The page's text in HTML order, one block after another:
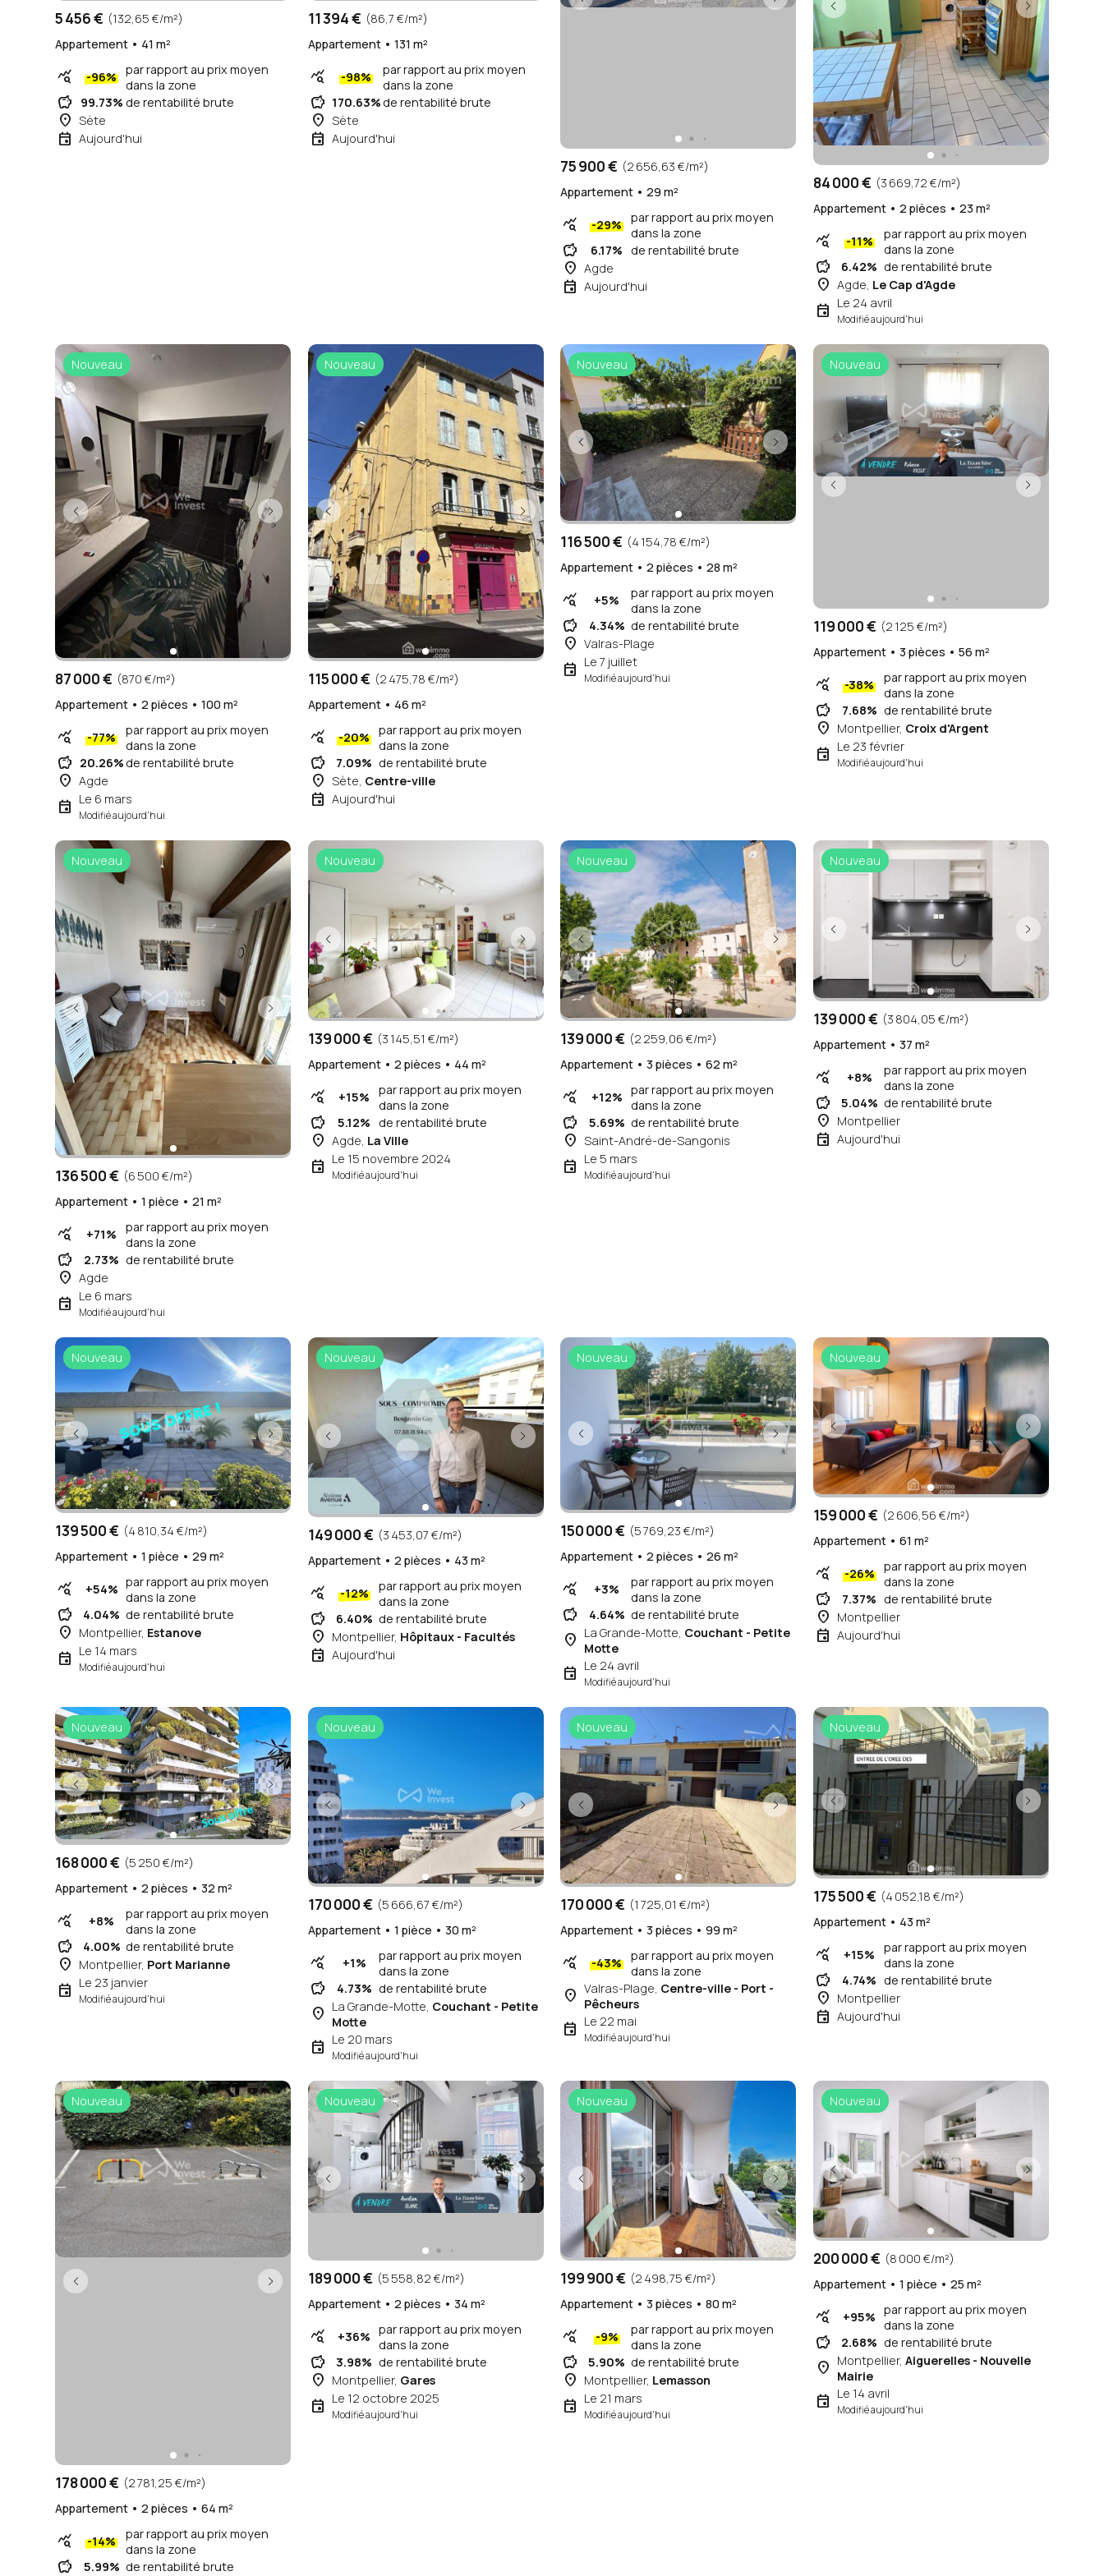
5 456 € (132,65 €/m²)
Appartement • 41 m²
query_stats -96% par rapport au prix moyen
dans la zone
savings 99.73% de rentabilité brute
place Sète
event Aujourd'hui
11 394 € (86,7 €/m²)
Appartement • 131 m²
query_stats -98%
par rapport au prix moyen
dans la zone
savings 170.63%de rentabilité brute
place Sète
event Aujourd'hui
75 900 € (2 656,63 €/m²)
Appartement • 29 m²
query_stats -29% par rapport au prix moyen
dans la zone
savings 6.17% de rentabilité brute
place Agde
event Aujourd'hui
84 000 € (3 669,72 €/m²)
Appartement • 2 pièces • 23 m²
query_stats -11%
par rapport au prix moyen
dans la zone
savings 6.42% de rentabilité brute
place Agde, Le Cap d'Agde
event Le 24 avril
Modifié aujourd'hui
Nouveau
87 000 € (870 €/m²)
Appartement • 2 pièces • 100 m²
query_stats -77%
par rapport au prix moyen
dans la zone
savings 20.26%de rentabilité brute
place Agde
event Le 6 mars
Modifié aujourd'hui
Nouveau
115 000 € (2 475,78 €/m²)
Appartement • 46 m²
query_stats -20% par rapport au prix moyen
dans la zone
savings 7.09% de rentabilité brute
place Sète, Centre-ville
event Aujourd'hui
Nouveau
116 500 € (4 154,78 €/m²)
Appartement • 2 pièces • 28 m²
query_stats +5%
par rapport au prix moyen
dans la zone
savings 4.34% de rentabilité brute
place Valras-Plage
event Le 7 juillet
Modifié aujourd'hui
Nouveau
119 000 € (2 125 €/m²)
Appartement • 3 pièces • 56 m²
query_stats -38%
par rapport au prix moyen
dans la zone
savings 7.68% de rentabilité brute
place Montpellier, Croix d'Argent
event Le 23 février
Modifié aujourd'hui
Nouveau
136 500 € (6 500 €/m²)
Appartement • 1 pièce • 21 m²
query_stats +71%
par rapport au prix moyen
dans la zone
savings 2.73% de rentabilité brute
place Agde
event Le 6 mars
Modifié aujourd'hui
Nouveau
139 000 € (3 145,51 €/m²)
Appartement • 2 pièces • 44 m²
query_stats +15%
par rapport au prix moyen
dans la zone
savings 5.12% de rentabilité brute
place Agde, La Ville
event Le 15 novembre 2024
Modifié aujourd'hui
Nouveau
139 000 € (2 259,06 €/m²)
Appartement • 3 pièces • 62 m²
query_stats +12% par rapport au prix moyen
dans la zone
savings 5.69% de rentabilité brute
place Saint-André-de-Sangonis
event Le 5 mars
Modifié aujourd'hui
Nouveau
139 000 € (3 804,05 €/m²)
Appartement • 37 m²
query_stats +8%
par rapport au prix moyen
dans la zone
savings 5.04% de rentabilité brute
place Montpellier
event Aujourd'hui
Nouveau
139 500 € (4 810,34 €/m²)
Appartement • 1 pièce • 29 m²
query_stats +54% par rapport au prix moyen
dans la zone
savings 4.04% de rentabilité brute
place Montpellier, Estanove
event Le 14 mars
Modifié aujourd'hui
Nouveau
149 000 € (3 453,07 €/m²)
Appartement • 2 pièces • 43 m²
query_stats -12%
par rapport au prix moyen
dans la zone
savings 6.40% de rentabilité brute
place Montpellier, Hôpitaux - Facultés
event Aujourd'hui
Nouveau
150 000 € (5 769,23 €/m²)
Appartement • 2 pièces • 26 m²
query_stats +3%
par rapport au prix moyen
dans la zone
savings 4.64% de rentabilité brute
place La Grande-Motte, Couchant - Petite
Motte
event Le 24 avril
Modifié aujourd'hui
Nouveau
159 000 € (2 606,56 €/m²)
Appartement • 61 m²
query_stats -26%
par rapport au prix moyen
dans la zone
savings 7.37% de rentabilité brute
place Montpellier
event Aujourd'hui
Nouveau
168 000 € (5 250 €/m²)
Appartement • 2 pièces • 32 m²
query_stats +8%
par rapport au prix moyen
dans la zone
savings 4.00% de rentabilité brute
place Montpellier, Port Marianne
event Le 23 janvier
Modifié aujourd'hui
Nouveau
170 000 € (5 666,67 €/m²)
Appartement • 1 pièce • 30 m²
query_stats +1%
par rapport au prix moyen
dans la zone
savings 4.73% de rentabilité brute
place La Grande-Motte, Couchant - Petite
Motte
event Le 20 mars
Modifié aujourd'hui
Nouveau
170 000 € (1 725,01 €/m²)
Appartement • 3 pièces • 99 m²
query_stats -43% par rapport au prix moyen
dans la zone
place Valras-Plage, Centre-ville - Port -
Pêcheurs
event Le 22 mai
Modifié aujourd'hui
Nouveau
175 500 € (4 052,18 €/m²)
Appartement • 43 m²
query_stats +15%
par rapport au prix moyen
dans la zone
savings 4.74% de rentabilité brute
place Montpellier
event Aujourd'hui
Nouveau
178 000 € (2 781,25 €/m²)
Appartement • 2 pièces • 64 m²
query_stats -14%
par rapport au prix moyen
dans la zone
savings 5.99% de rentabilité brute
Nouveau
189 000 € (5 558,82 €/m²)
Appartement • 2 pièces • 34 m²
query_stats +36% par rapport au prix moyen
dans la zone
savings 3.98% de rentabilité brute
place Montpellier, Gares
event Le 12 octobre 2025
Modifié aujourd'hui
Nouveau
199 900 € (2 498,75 €/m²)
Appartement • 3 pièces • 80 m²
query_stats -9%
par rapport au prix moyen
dans la zone
savings 5.90% de rentabilité brute
place Montpellier, Lemasson
event Le 21 mars
Modifié aujourd'hui
Nouveau
200 000 € (8 000 €/m²)
Appartement • 1 pièce • 25 m²
query_stats +95% par rapport au prix moyen
dans la zone
savings 2.68% de rentabilité brute
place Montpellier, Aiguerelles - Nouvelle
Mairie
event Le 14 avril
Modifié aujourd'hui